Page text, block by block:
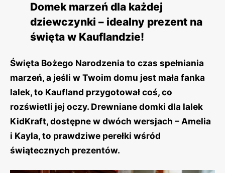
Domek marzeń dla każdej
dziewczynki – idealny prezent na
święta w Kauflandzie!
Święta Bożego Narodzenia to czas spełniania
marzeń, a jeśli w Twoim domu jest mała fanka
lalek, to Kaufland przygotował coś, co
rozświetli jej oczy. Drewniane domki dla lalek
KidKraft, dostępne w dwóch wersjach – Amelia
i Kayla, to prawdziwe perełki wśród
świątecznych prezentów.